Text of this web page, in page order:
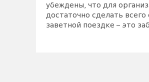
убеждены, что для
достаточно сделать
заветной поездке – это